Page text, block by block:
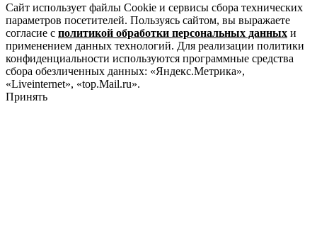
Сайт использует файлы Cookie и сервисы сбора технических
параметров посетителей. Пользуясь сайтом, вы выражаете
согласие с политикой обработки персональных данных и
применением данных технологий. Для реализации политики
конфиденциальности используются программные средства
сбора обезличенных данных: «Яндекс.Метрика»,
«Liveinternet», «top.Mail.ru».
Принять